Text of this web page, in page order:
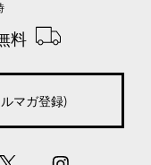
料
マガ登録)